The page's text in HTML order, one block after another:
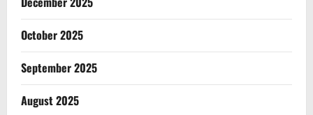
October 2025
September 2025
August 2025